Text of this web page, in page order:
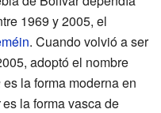
1969 y 2005, el
. Cuando volvió a ser
adoptó el nombre
es la forma moderna en
es la forma vasca de